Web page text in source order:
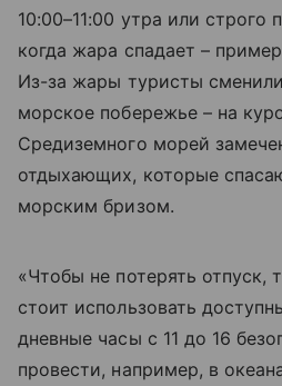
10:00–11:00 утра или строго
когда жара спадает –
Из-за жары туристы
морское побережье – на
Средиземного морей
отдыхающих, которые
морским бризом.
«Чтобы не потерять отпуск,
стоит использовать
дневные часы с 11 до 16
провести, например, в